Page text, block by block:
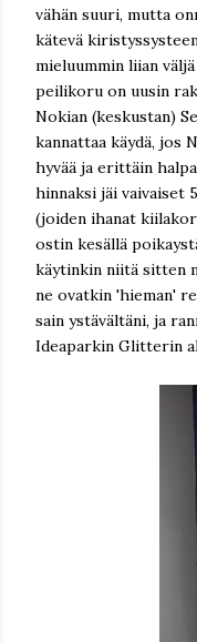
vähän suuri, mutta
kätevä
mieluummin liian
peilikoru on uusin
Nokian (keskustan)
kannattaa käydä, jos
hyvää ja erittäin
hinnaksi jäi vaivaiset
(joiden ihanat
ostin kesällä
käytinkin niitä sitten
ne ovatkin 'hieman'
sain ystävältäni, ja
Ideaparkin Glitterin